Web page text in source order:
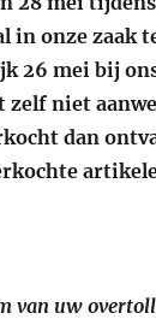
in onze zaak
26 mei bij
niet
dan
van uw